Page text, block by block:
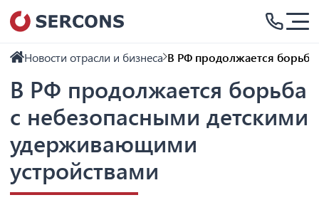
Новости отрасли и бизнеса В РФ продолжается
В РФ продолжается борьба
с небезопасными детскими
удерживающими
устройствами